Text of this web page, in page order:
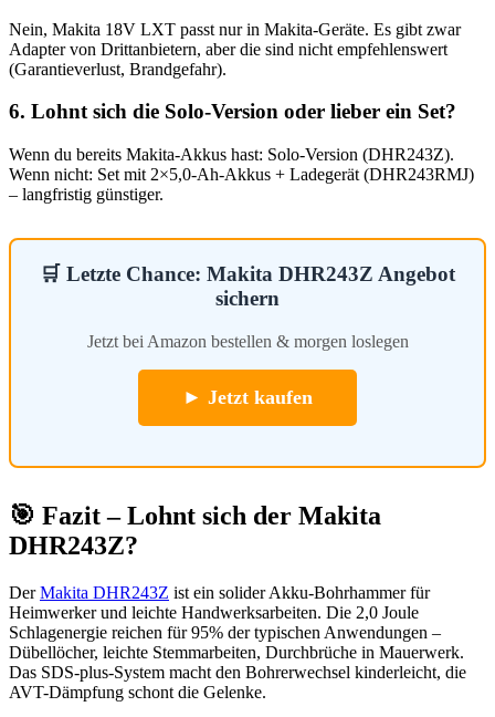
Nein, Makita 18V LXT passt nur in Makita-Geräte. Es gibt zwar
Adapter von Drittanbietern, aber die sind nicht empfehlenswert
(Garantieverlust, Brandgefahr).
6. Lohnt sich die Solo-Version oder lieber ein Set?
Wenn du bereits Makita-Akkus hast: Solo-Version (DHR243Z).
Wenn nicht: Set mit 2×5,0-Ah-Akkus + Ladegerät (DHR243RMJ)
– langfristig günstiger.
🛒 Letzte Chance: Makita DHR243Z Angebot
sichern
Jetzt bei Amazon bestellen & morgen loslegen
► Jetzt kaufen
🎯 Fazit – Lohnt sich der Makita
DHR243Z?
DerMakita DHR243Z ist ein solider Akku-Bohrhammer für
Heimwerker und leichte Handwerksarbeiten. Die 2,0 Joule
Schlagenergie reichen für 95% der typischen Anwendungen –
Dübellöcher, leichte Stemmarbeiten, Durchbrüche in Mauerwerk.
Das SDS-plus-System macht den Bohrerwechsel kinderleicht, die
AVT-Dämpfung schont die Gelenke.